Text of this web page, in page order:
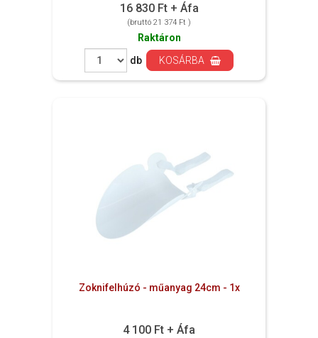
16 830 Ft + Áfa
(bruttó 21 374 Ft )
Raktáron
db
KOSÁRBA
Zoknifelhúzó - műanyag 24cm - 1x
4 100 Ft + Áfa